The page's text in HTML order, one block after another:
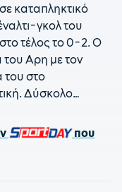
καταπληκτικό
γκολ του
τέλος το 0-2. Ο
του Αρη με τον
του στο
Δύσκολο…
SPORTDAY που